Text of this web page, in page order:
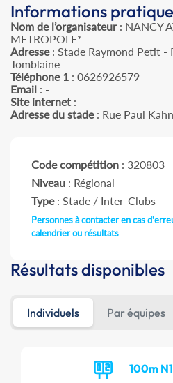
Informations
Nom de l’organisateur: NANCY
METROPOLE*
Adresse: Stade Raymond Petit -
Tomblaine
Téléphone 1 : 0626926579
Email : -
Site internet : -
Adresse du stade: Rue Paul
Code compétition : 320803
Niveau : Régional
Type: Stade / Inter-Clubs
Personnes à contacter en cas
calendrier ou résultats
Résultats disponibles
Individuels Par équipes
100m